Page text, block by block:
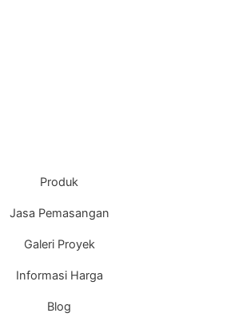
Produk
Jasa Pemasangan
Galeri Proyek
Informasi Harga
Blog